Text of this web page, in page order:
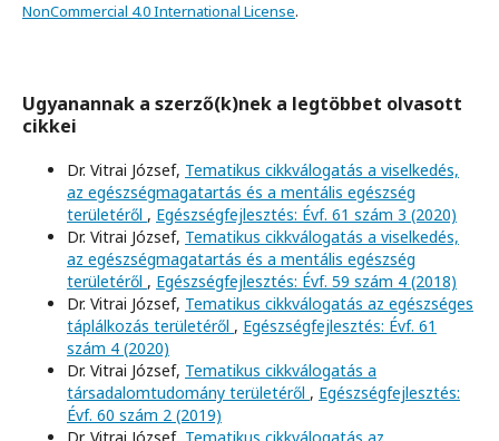
NonCommercial 4.0 International License.
Ugyanannak a szerző(k)nek a legtöbbet olvasott
cikkei
Dr. Vitrai József, Tematikus cikkválogatás a viselkedés,
az egészségmagatartás és a mentális egészség
területéről , Egészségfejlesztés: Évf. 61 szám 3 (2020)
Dr. Vitrai József, Tematikus cikkválogatás a viselkedés,
az egészségmagatartás és a mentális egészség
területéről , Egészségfejlesztés: Évf. 59 szám 4 (2018)
Dr. Vitrai József, Tematikus cikkválogatás az egészséges
táplálkozás területéről , Egészségfejlesztés: Évf. 61
szám 4 (2020)
Dr. Vitrai József, Tematikus cikkválogatás a
társadalomtudomány területéről , Egészségfejlesztés:
Évf. 60 szám 2 (2019)